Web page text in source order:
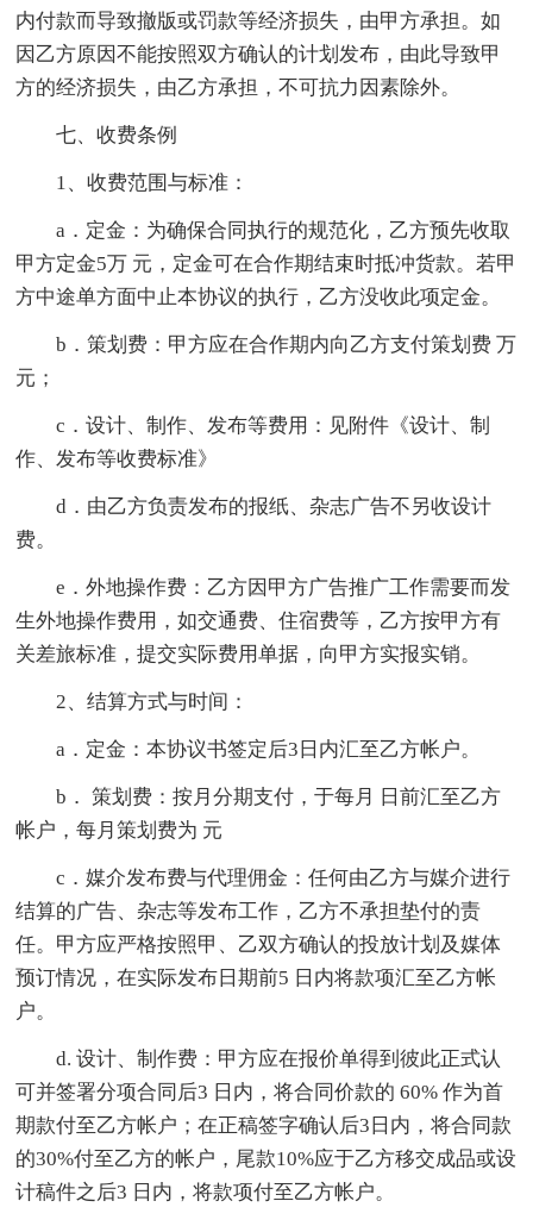
内付款而导致撤版或罚款等经济损失，由甲方承担。如
因乙方原因不能按照双方确认的计划发布，由此导致甲
方的经济损失，由乙方承担，不可抗力因素除外。
七、收费条例
1、收费范围与标准：
a．定金：为确保合同执行的规范化，乙方预先收取
甲方定金5万 元，定金可在合作期结束时抵冲货款。若甲
方中途单方面中止本协议的执行，乙方没收此项定金。
b．策划费：甲方应在合作期内向乙方支付策划费 万
元；
c．设计、制作、发布等费用：见附件《设计、制
作、发布等收费标准》
d．由乙方负责发布的报纸、杂志广告不另收设计
费。
e．外地操作费：乙方因甲方广告推广工作需要而发
生外地操作费用，如交通费、住宿费等，乙方按甲方有
关差旅标准，提交实际费用单据，向甲方实报实销。
2、结算方式与时间：
a．定金：本协议书签定后3日内汇至乙方帐户。
b． 策划费：按月分期支付，于每月 日前汇至乙方
帐户，每月策划费为 元
c．媒介发布费与代理佣金：任何由乙方与媒介进行
结算的广告、杂志等发布工作，乙方不承担垫付的责
任。甲方应严格按照甲、乙双方确认的投放计划及媒体
预订情况，在实际发布日期前5 日内将款项汇至乙方帐
户。
d. 设计、制作费：甲方应在报价单得到彼此正式认
可并签署分项合同后3 日内，将合同价款的 60% 作为首
期款付至乙方帐户；在正稿签字确认后3日内，将合同款
的30%付至乙方的帐户，尾款10%应于乙方移交成品或设
计稿件之后3 日内，将款项付至乙方帐户。